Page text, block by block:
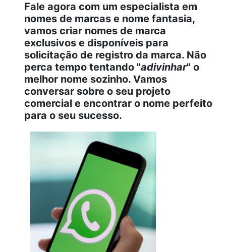
Fale agora com um especialista em
nomes de marcas e nome fantasia,
vamos criar nomes de marca
exclusivos e disponíveis para
solicitação de registro da marca. Não
perca tempo tentando "adivinhar" o
melhor nome sozinho. Vamos
conversar sobre o seu projeto
comercial e encontrar o nome perfeito
para o seu sucesso.